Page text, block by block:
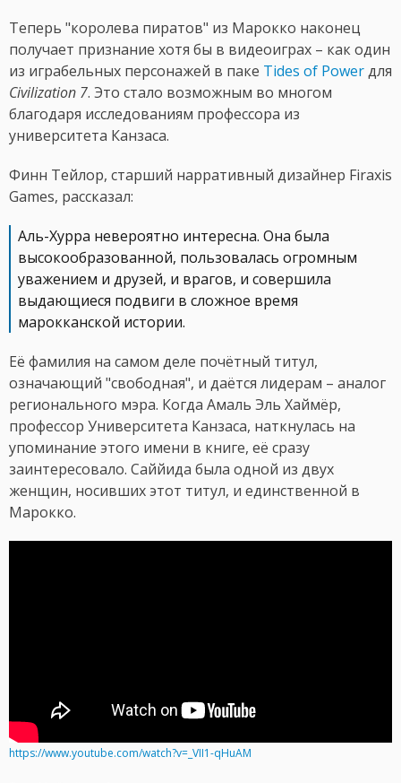
Теперь "королева пиратов" из Марокко наконец
получает признание хотя бы в видеоиграх – как один
из играбельных персонажей в паке Tides of Powerдля
Civilization 7. Это стало возможным во многом
благодаря исследованиям профессора из
университета Канзаса.
Финн Тейлор, старший нарративный дизайнер Firaxis
Games, рассказал:
Аль-Хурра невероятно интересна. Она была
высокообразованной, пользовалась огромным
уважением и друзей, и врагов, и совершила
выдающиеся подвиги в сложное время
марокканской истории.
Её фамилия на самом деле почётный титул,
означающий "свободная", и даётся лидерам – аналог
регионального мэра. Когда Амаль Эль Хаймёр,
профессор Университета Канзаса, наткнулась на
упоминание этого имени в книге, её сразу
заинтересовало. Саййида была одной из двух
женщин, носивших этот титул, и единственной в
Марокко.
https://www.youtube.com/watch?v=_VII1-qHuAM